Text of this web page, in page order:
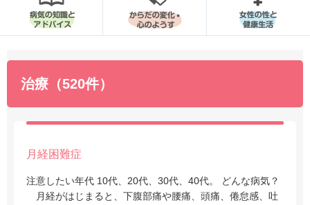
治療（520件）
月経困難症
注意したい年代 10代、20代、30代、40代。 どんな病気？
月経がはじまると、下腹部痛や腰痛、頭痛、倦怠感、吐